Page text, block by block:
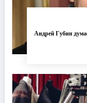
Андрей Губин